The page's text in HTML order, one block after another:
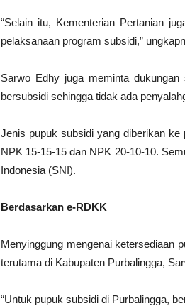
“Selain itu, Kementerian Pertanian
pelaksanaan program subsidi,”
Sarwo Edhy juga meminta
bersubsidi sehingga tidak ada
Jenis pupuk subsidi yang diberikan
NPK 15-15-15 dan NPK 20-10-10.
Indonesia (SNI).
Berdasarkan e-RDKK
Menyinggung mengenai ketersediaan
terutama di Kabupaten Purbalingga,
“Untuk pupuk subsidi di Purbalingga,